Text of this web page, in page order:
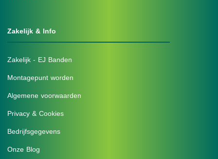
Zakelijk & Info
Zakelijk - EJ Banden
Montagepunt worden
Algemene voorwaarden
Privacy & Cookies
Bedrijfsgegevens
Onze Blog